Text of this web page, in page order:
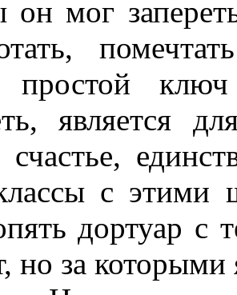
он мог
простой
является
с этими
дортуар с
но за